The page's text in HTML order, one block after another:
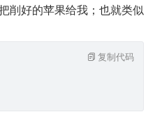
削好的苹果给我；也就类似
复制代码